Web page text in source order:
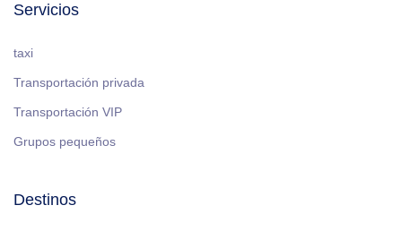
Servicios
taxi
Transportación privada
Transportación VIP
Grupos pequeños
Destinos